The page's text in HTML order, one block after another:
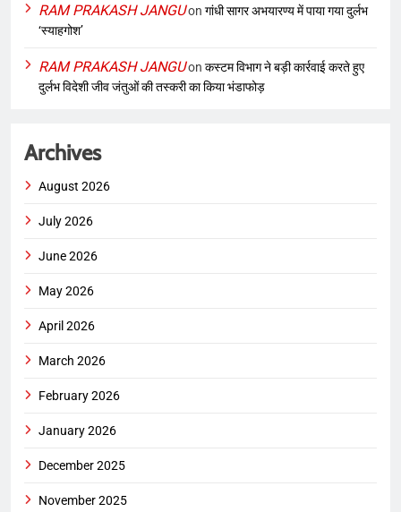
RAM PRAKASH JANGUon गांधी सागर अभयारण्य में पाया गया दुर्लभ
‘स्याहगोश’
RAM PRAKASH JANGUon कस्टम विभाग ने बड़ी कार्रवाई करते हुए
दुर्लभ विदेशी जीव जंतुओं की तस्करी का किया भंडाफोड़
Archives
August 2026
July 2026
June 2026
May 2026
April 2026
March 2026
February 2026
January 2026
December 2025
November 2025